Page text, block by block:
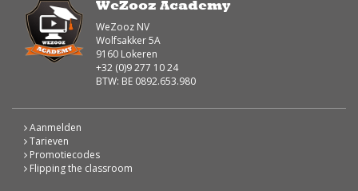
WeZooz Academy
WeZooz NV
Wolfsakker 5A
9160 Lokeren
+32 (0)9 277 10 24
BTW: BE 0892.653.980
Aanmelden
Tarieven
Promotiecodes
Flipping the classroom